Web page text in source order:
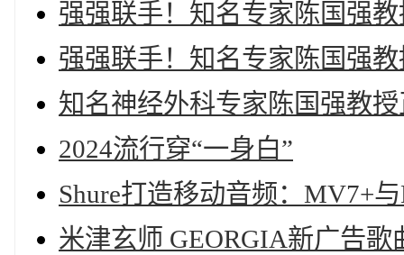
强强联手！知名专家陈国强
强强联手！知名专家陈国强
知名神经外科专家陈国强教
2024流行穿“一身白”
Shure打造移动音频：MV7+
米津玄师 GEORGIA新广告